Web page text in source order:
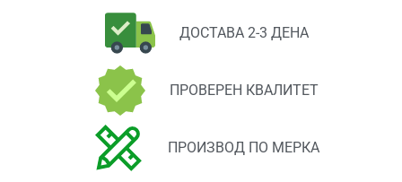
ДОСТАВА 2-3 ДЕНА
ПРОВЕРЕН КВАЛИТЕТ
ПРОИЗВОД ПО МЕРКА